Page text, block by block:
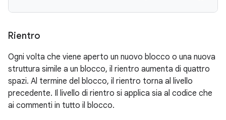
Rientro
Ogni volta che viene aperto un nuovo blocco o una nuova
struttura simile a un blocco, il rientro aumenta di quattro
spazi. Al termine del blocco, il rientro torna al livello
precedente. Il livello di rientro si applica sia al codice che
ai commenti in tutto il blocco.